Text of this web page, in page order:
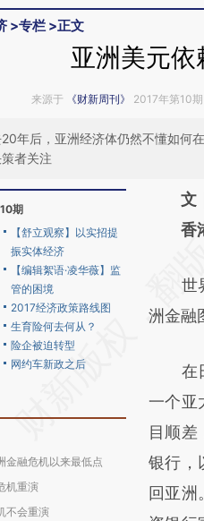
>专栏 >正文
亚洲美元依
来源于 《财新周刊》 2017年第10
年后，亚洲经济体仍然不懂如何
者关注
期
【舒立观察】以实招提
振实体经济
【编辑絮语·凌华薇】监
管的困境
2017经济政策路线图
生育险何去何从？
险企被迫转型
网约车新政之后
金融危机以来最低点
机重演
不会重演
请务
成，可
对和校
文
香港
世界
洲金融
在日
一个亚
目顺差
银行，
回亚